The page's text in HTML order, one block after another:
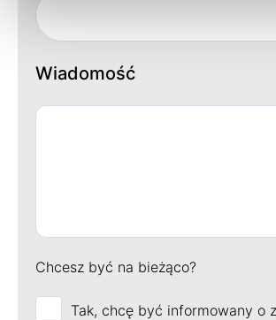
Wiadomość
Chcesz być na bieżąco?
Tak, chcę być informowany o